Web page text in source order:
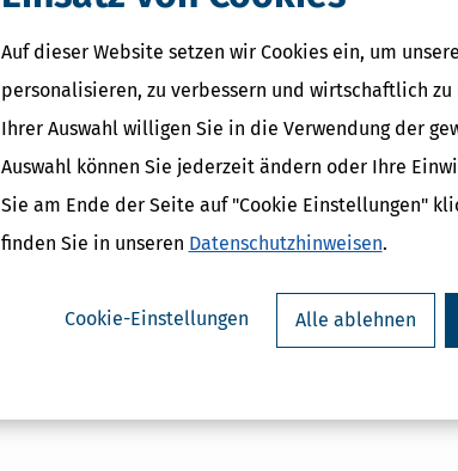
Auf dieser Website setzen wir Cookies ein, um
personalisieren, zu verbessern und wirtschaftlich
Ihrer Auswahl willigen Sie in die Verwendung der
Auswahl können Sie jederzeit ändern oder Ihre
Sie am Ende der Seite auf "Cookie Einstellungen"
finden Sie in unseren Datenschutzhinweisen.
Cookie-Einstellungen Alle ablehnen